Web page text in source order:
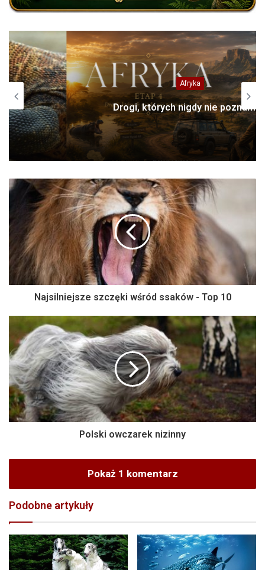
Afryka
Drogi, których nigdy nie poznamy…
Najsilniejsze szczęki wśród ssaków - Top 10
Polski owczarek nizinny
Pokaż 1 komentarz
Podobne artykuły